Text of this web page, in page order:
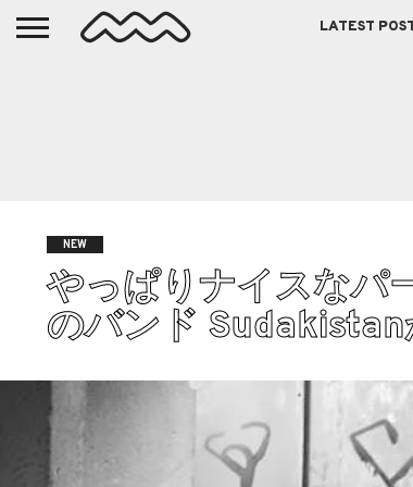
LATEST
NEW
やっぱりナイスなパ
のバンド